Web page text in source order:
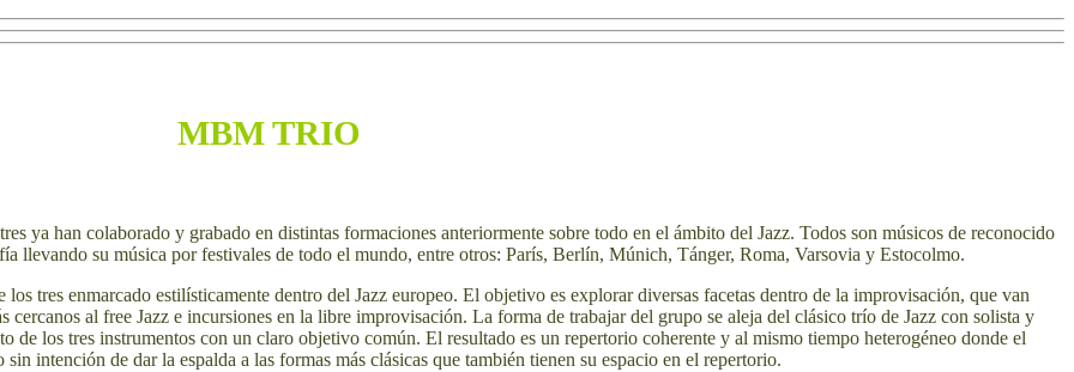
MBM TRIO
ya han colaborado y grabado en distintas formaciones anteriormente sobre todo en el ámbito del Jazz. Todos son músicos de reconocido
llevando su música por festivales de todo el mundo, entre otros: París, Berlín, Múnich, Tánger, Roma, Varsovia y Estocolmo.
tres enmarcado estilísticamente dentro del Jazz europeo. El objetivo es explorar diversas facetas dentro de la improvisación, que van
cercanos al free Jazz e incursiones en la libre improvisación. La forma de trabajar del grupo se aleja del clásico trío de Jazz con solista y
de los tres instrumentos con un claro objetivo común. El resultado es un repertorio coherente y al mismo tiempo heterogéneo donde el
intención de dar la espalda a las formas más clásicas que también tienen su espacio en el repertorio.